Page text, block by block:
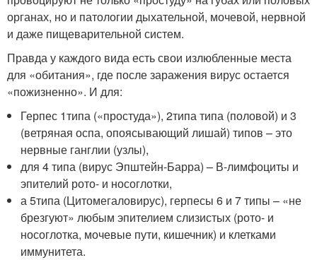
органах, но и патологии дыхательной, мочевой, нервной
и даже пищеварительной систем.
Правда у каждого вида есть свои излюбленные места
для «обитания», где после заражения вирус остается
«пожизненно». И для:
Герпес 1типа («простуда»), 2типа типа (половой) и 3
(ветряная оспа, опоясывающий лишай) типов – это
нервные ганглии (узлы),
для 4 типа (вирус Эпштейн-Барра) – В-лимфоциты и
эпителий рото- и носоглотки,
а 5типа (Цитомегаловирус), герпесы 6 и 7 типы – «не
брезгуют» любым эпителием слизистых (рото- и
носоглотка, мочевые пути, кишечник) и клетками
иммунитета.